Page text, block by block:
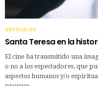
ARTÍCULOS
Santa Teresa en la
El cine ha transmitido una
o no a los espectadores, que
aspectos humanos y/o